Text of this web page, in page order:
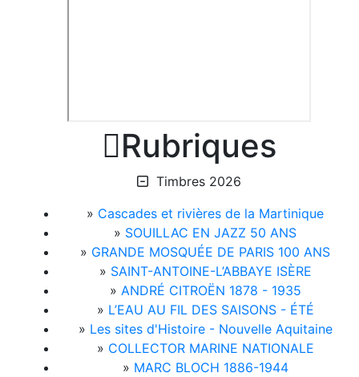
Rubriques
Timbres 2026
» Cascades et rivières de la Martinique
» SOUILLAC EN JAZZ 50 ANS
» GRANDE MOSQUÉE DE PARIS 100 ANS
» SAINT-ANTOINE-L’ABBAYE ISÈRE
» ANDRÉ CITROËN 1878 - 1935
» L’EAU AU FIL DES SAISONS - ÉTÉ
» Les sites d'Histoire - Nouvelle Aquitaine
» COLLECTOR MARINE NATIONALE
» MARC BLOCH 1886-1944